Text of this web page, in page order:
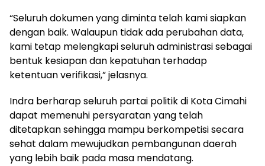
“Seluruh dokumen yang diminta telah kami siapkan
dengan baik. Walaupun tidak ada perubahan data,
kami tetap melengkapi seluruh administrasi sebagai
bentuk kesiapan dan kepatuhan terhadap
ketentuan verifikasi,” jelasnya.
Indra berharap seluruh partai politik di Kota Cimahi
dapat memenuhi persyaratan yang telah
ditetapkan sehingga mampu berkompetisi secara
sehat dalam mewujudkan pembangunan daerah
yang lebih baik pada masa mendatang.